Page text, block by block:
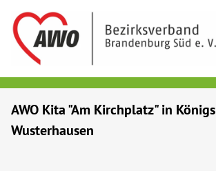
Senioren
AWO Kita "Am Kirchplatz" in Königs
Wusterhausen